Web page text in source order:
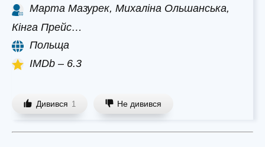
Марта Мазурек, Михаліна Ольшанська,
Кінга Прейс…
Польща
IMDb – 6.3
Дивився 1 Не дивився